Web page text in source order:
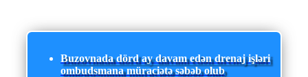
Buzovnada dörd ay davam edən drenaj işləri
ombudsmana müraciətə səbəb olub